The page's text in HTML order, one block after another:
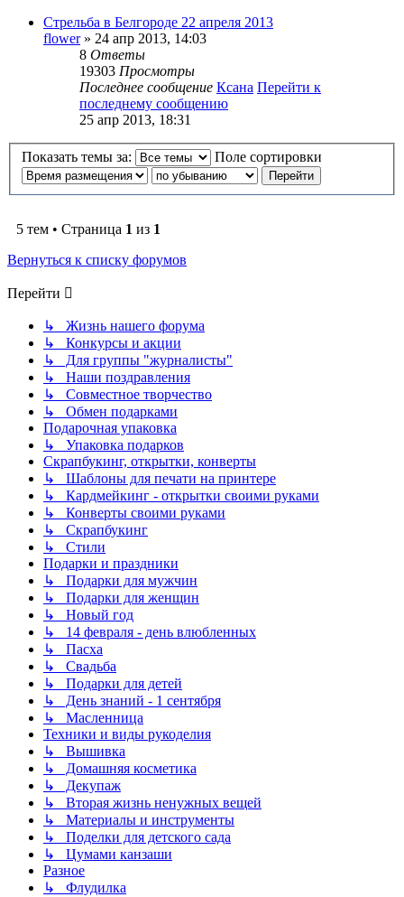
Стрельба в Белгороде 22 апреля 2013
flower» 24 апр 2013, 14:03
8 Ответы
19303 Просмотры
Последнее сообщение Ксана Перейти к
последнему сообщению
25 апр 2013, 18:31
Показать темы за: Поле сортировки
5 тем • Страница 1 из 1
Вернуться к списку форумов
Перейти
↳ Жизнь нашего форума
↳ Конкурсы и акции
↳ Для группы "журналисты"
↳ Наши поздравления
↳ Совместное творчество
↳ Обмен подарками
Подарочная упаковка
↳ Упаковка подарков
Скрапбукинг, открытки, конверты
↳ Шаблоны для печати на принтере
↳ Кардмейкинг - открытки своими руками
↳ Конверты своими руками
↳ Скрапбукинг
↳ Стили
Подарки и праздники
↳ Подарки для мужчин
↳ Подарки для женщин
↳ Новый год
↳ 14 февраля - день влюбленных
↳ Пасха
↳ Свадьба
↳ Подарки для детей
↳ День знаний - 1 сентября
↳ Масленница
Техники и виды рукоделия
↳ Вышивка
↳ Домашняя косметика
↳ Декупаж
↳ Вторая жизнь ненужных вещей
↳ Материалы и инструменты
↳ Поделки для детского сада
↳ Цумами канзаши
Разное
↳ Флудилка